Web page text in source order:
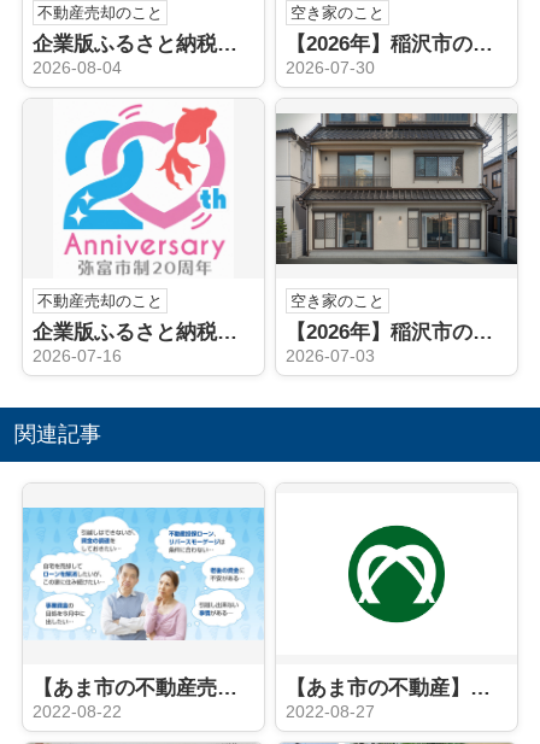
不動産売却のこと
企業版ふるさと納税（稲沢市）
2026-08-04
空き家のこと
【2026年】稲沢市の空き家売却はどうする？不動産会社の選び方と手順を解説
2026-07-30
不動産売却のこと
企業版ふるさと納税（弥富市）
2026-07-16
空き家のこと
【2026年】稲沢市の空き家相続後どうする？売却や手続きの流れを解説
2026-07-03
関連記事
【あま市の不動産売却】家を売った後も住み続けるRN
2022-08-22
【あま市の不動産】あま市
2022-08-27